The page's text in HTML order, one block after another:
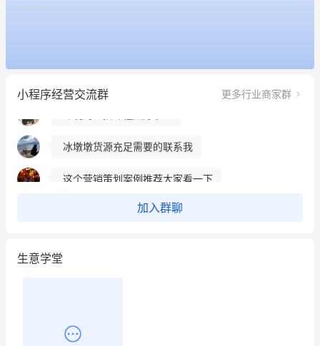
小程序经营交流群 更多行业商家群
餐饮也得靠私域和服务提高竞争力
昨晚的直播课程太好啦❤️
加入群聊
生意学堂